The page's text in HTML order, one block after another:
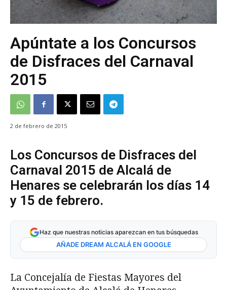
Apúntate a los Concursos
de Disfraces del Carnaval
2015
2 de febrero de 2015
Los Concursos de Disfraces del
Carnaval 2015 de Alcalá de
Henares se celebrarán los días 14
y 15 de febrero.
Haz que nuestras noticias aparezcan en tus búsquedas
AÑADE DREAM ALCALÁ EN GOOGLE
La Concejalía de Fiestas Mayores del